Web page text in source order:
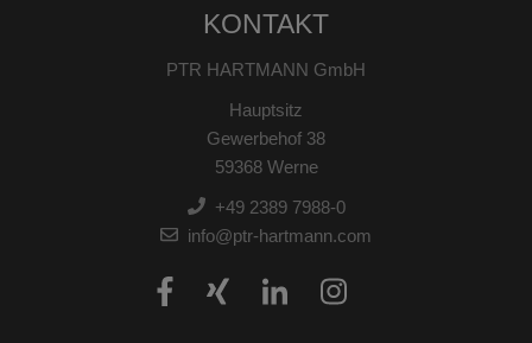
KONTAKT
PTR HARTMANN GmbH
Hauptsitz
Gewerbehof 38
59368 Werne
+49 2389 7988-0
info@ptr-hartmann.com